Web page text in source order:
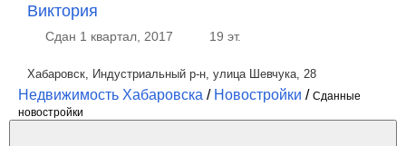
Виктория
Сдан 1 квартал, 2017 19 эт.
Хабаровск, Индустриальный р-н, улица Шевчука, 28
Недвижимость Хабаровска / Новостройки / Сданные
новостройки